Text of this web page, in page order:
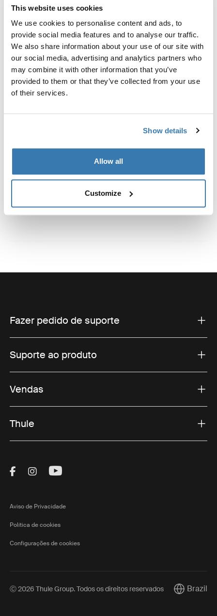
This website uses cookies
We use cookies to personalise content and ads, to
provide social media features and to analyse our traffic.
We also share information about your use of our site with
our social media, advertising and analytics partners who
may combine it with other information that you’ve
provided to them or that they’ve collected from your use
of their services.
Show details
Allow all
Customize
Calcular
Kit de adaptadores personalizado para montagem de
sistemas de rack de teto Thule em veículos
selecionados.
Toggle techspec
Especificações técnicas
Toggle guides and instructions
Instruções
Fazer pedido de suporte
Suporte ao produto
Vendas
Thule
Visit Thule on Facebook (external link)
Visit Thule on Instagram (external link)
Visit Thule on Youtube (external
Aviso de Privacidade
Política de cookies
Configurações de cookies
Ⓒ 2026 Thule Group. Todos os direitos reservados Current
Brazil